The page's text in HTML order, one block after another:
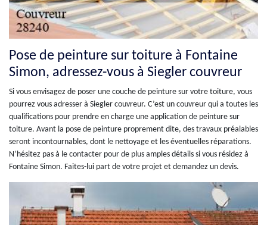
Pose de peinture sur toiture à Fontaine
Simon, adressez-vous à Siegler couvreur
Si vous envisagez de poser une couche de peinture sur votre toiture, vous
pourrez vous adresser à Siegler couvreur. C’est un couvreur qui a toutes les
qualifications pour prendre en charge une application de peinture sur
toiture. Avant la pose de peinture proprement dite, des travaux préalables
seront incontournables, dont le nettoyage et les éventuelles réparations.
N’hésitez pas à le contacter pour de plus amples détails si vous résidez à
Fontaine Simon. Faites-lui part de votre projet et demandez un devis.